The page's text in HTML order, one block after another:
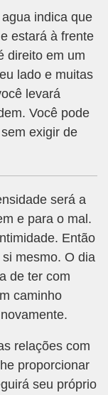
indica que
estará à frente
direito em um
lado e muitas
levará
Você pode
exigir de
será a
e para o mal.
Então
mesmo. O dia
de ter com
caminho
relações com
proporcionar
seu próprio